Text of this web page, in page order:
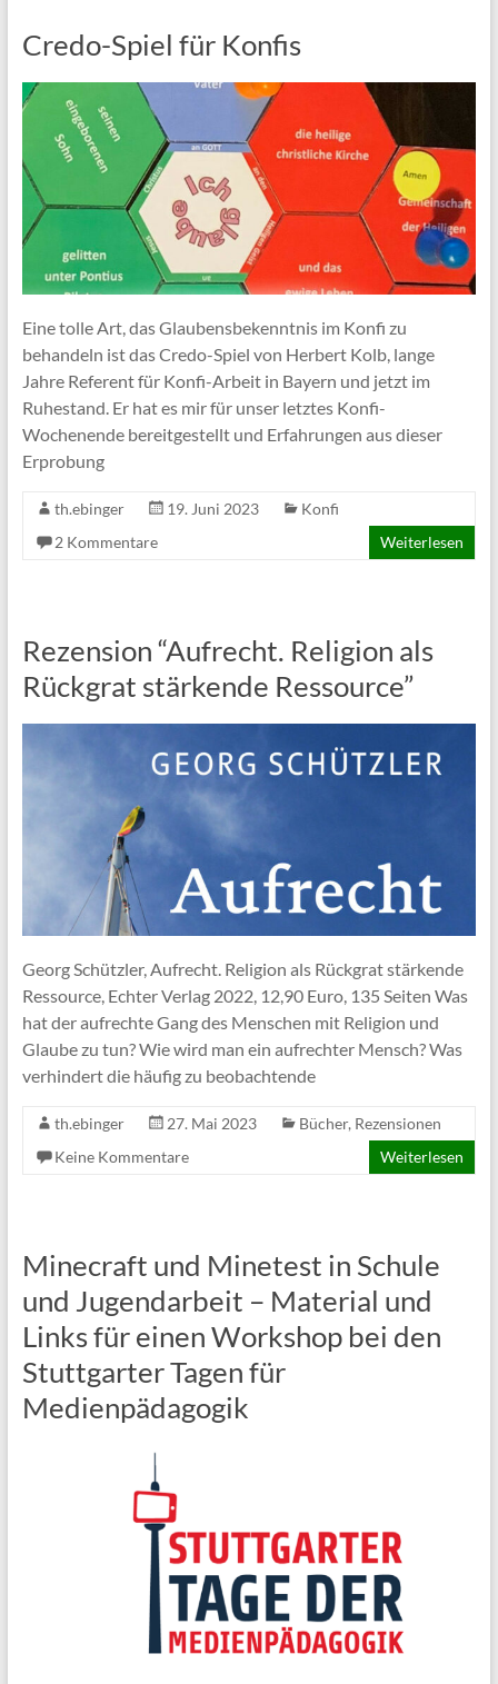
Credo-Spiel für Konfis
Eine tolle Art, das Glaubensbekenntnis im Konfi zu
behandeln ist das Credo-Spiel von Herbert Kolb, lange
Jahre Referent für Konfi-Arbeit in Bayern und jetzt im
Ruhestand. Er hat es mir für unser letztes Konfi-
Wochenende bereitgestellt und Erfahrungen aus dieser
Erprobung
th.ebinger 19. Juni 2023
Konfi
2 Kommentare
Weiterlesen
Rezension “Aufrecht. Religion als
Rückgrat stärkende Ressource”
Georg Schützler, Aufrecht. Religion als Rückgrat stärkende
Ressource, Echter Verlag 2022, 12,90 Euro, 135 Seiten Was
hat der aufrechte Gang des Menschen mit Religion und
Glaube zu tun? Wie wird man ein aufrechter Mensch? Was
verhindert die häufig zu beobachtende
th.ebinger 27. Mai 2023 Bücher, Rezensionen
Keine Kommentare
Weiterlesen
Minecraft und Minetest in Schule
und Jugendarbeit – Material und
Links für einen Workshop bei den
Stuttgarter Tagen für
Medienpädagogik